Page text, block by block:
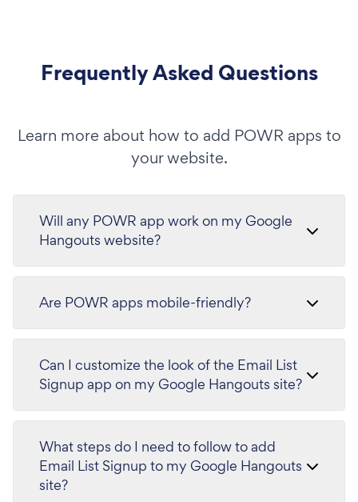
Frequently Asked Questions
Learn more about how to add POWR apps to
your website.
Will any POWR app work on my Google
Hangouts website?
Are POWR apps mobile-friendly?
Can I customize the look of the Email List
Signup app on my Google Hangouts site?
What steps do I need to follow to add
Email List Signup to my Google Hangouts
site?